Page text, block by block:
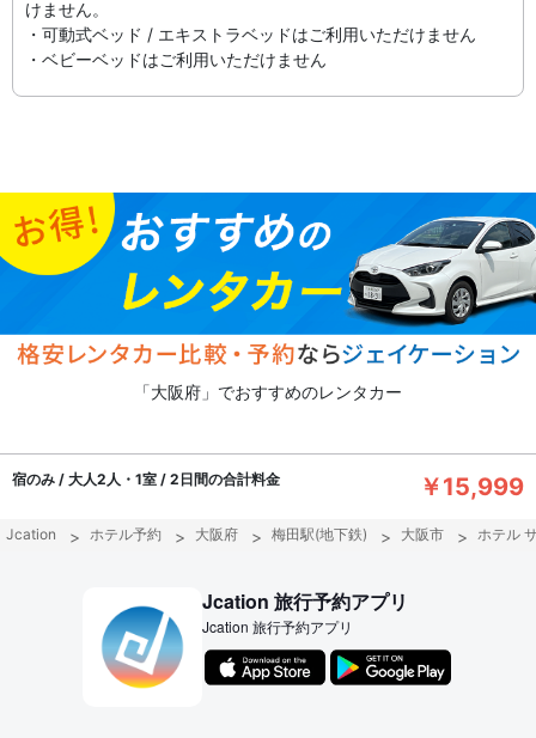
けません。
・可動式ベッド / エキストラベッドはご利用いただけません
・ベビーベッドはご利用いただけません
「大阪府」でおすすめのレンタカー
宿のみ / 大人2人・1室 / 2日間の合計料金 ￥15,999
Jcation ホテル予約 大阪府 梅田駅(地下鉄) 大阪市 ホテル
Jcation 旅行予約アプリ
Jcation 旅行予約アプリ